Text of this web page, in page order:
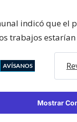
indicó que el
trabajos
AVÍSANOS
Mostrar